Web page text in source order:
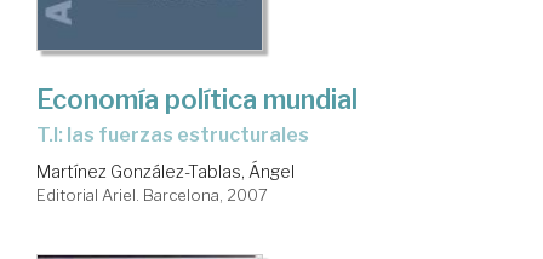
Economía política mundial
T.I: las fuerzas estructurales
Martínez González-Tablas, Ángel
Editorial Ariel. Barcelona, 2007